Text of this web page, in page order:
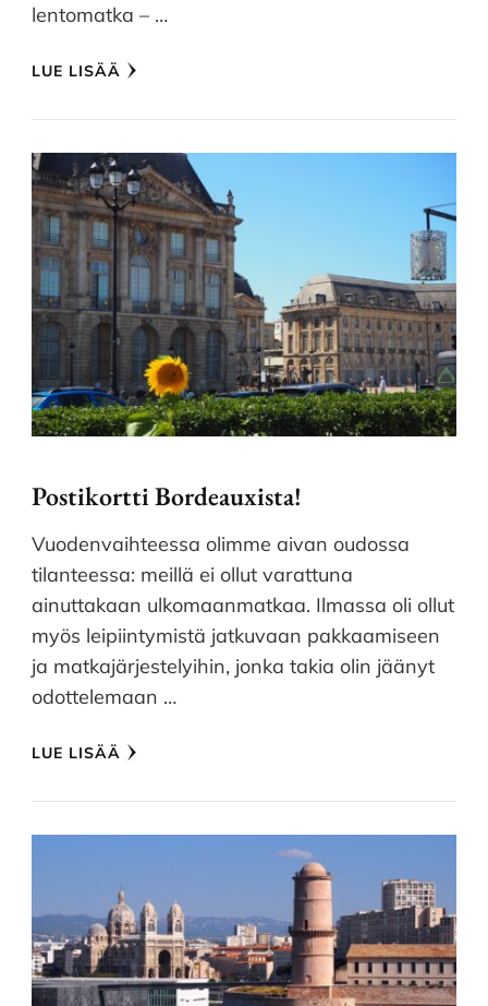
lentomatka – …
LUE LISÄÄ
Postikortti Bordeauxista!
Vuodenvaihteessa olimme aivan oudossa
tilanteessa: meillä ei ollut varattuna
ainuttakaan ulkomaanmatkaa. Ilmassa oli ollut
myös leipiintymistä jatkuvaan pakkaamiseen
ja matkajärjestelyihin, jonka takia olin jäänyt
odottelemaan …
LUE LISÄÄ